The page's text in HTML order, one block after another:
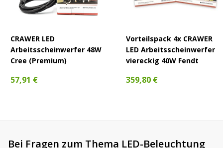
1037-40?
Ist der Scheinwerfer für den harten Arbeitseinsatz
CRAWER LED
Arbeitsscheinwerfer 48W
Cree (Premium)
57,91 €
Vorteilspack 4x CRAWER
LED Arbeitsscheinwerfer
viereckig 40W Fendt
359,80 €
Bei Fragen zum Thema LED-Beleuchtung